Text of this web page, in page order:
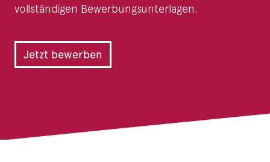
vollständigen Bewerbungsunterlagen.
Jetzt bewerben